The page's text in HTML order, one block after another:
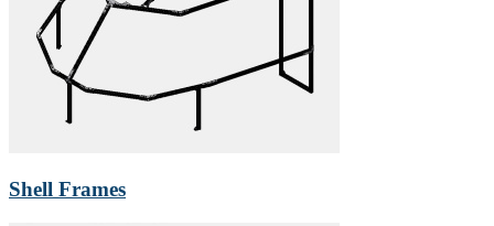
Shell Frames